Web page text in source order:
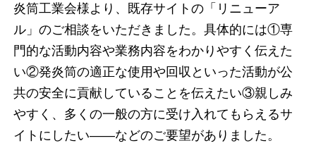
炎筒工業会様より、既存サイトの「リニューア
ル」のご相談をいただきました。具体的には①専
門的な活動内容や業務内容をわかりやすく伝えた
い②発炎筒の適正な使用や回収といった活動が公
共の安全に貢献していることを伝えたい③親しみ
やすく、多くの一般の方に受け入れてもらえるサ
イトにしたい――などのご要望がありました。